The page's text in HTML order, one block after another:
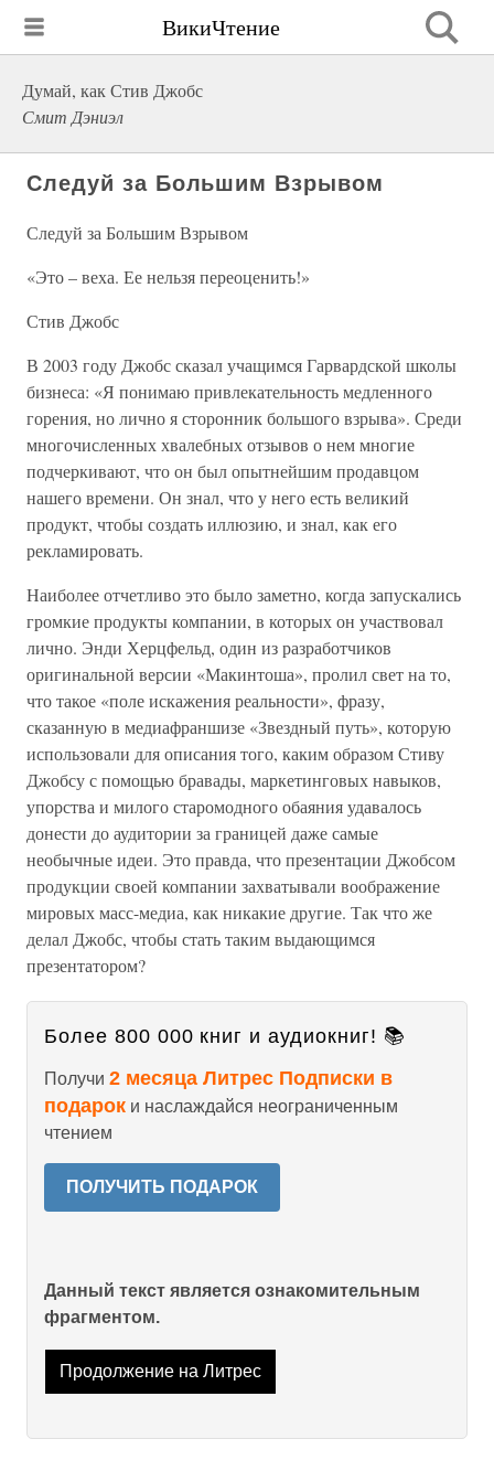
ВикиЧтение
Думай, как Стив Джобс
Смит Дэниэл
Следуй за Большим Взрывом
Следуй за Большим Взрывом
«Это – веха. Ее нельзя переоценить!»
Стив Джобс
В 2003 году Джобс сказал учащимся Гарвардской школы
бизнеса: «Я понимаю привлекательность медленного
горения, но лично я сторонник большого взрыва». Среди
многочисленных хвалебных отзывов о нем многие
подчеркивают, что он был опытнейшим продавцом
нашего времени. Он знал, что у него есть великий
продукт, чтобы создать иллюзию, и знал, как его
рекламировать.
Наиболее отчетливо это было заметно, когда запускались
громкие продукты компании, в которых он участвовал
лично. Энди Херцфельд, один из разработчиков
оригинальной версии «Макинтоша», пролил свет на то,
что такое «поле искажения реальности», фразу,
сказанную в медиафраншизе «Звездный путь», которую
использовали для описания того, каким образом Стиву
Джобсу с помощью бравады, маркетинговых навыков,
упорства и милого старомодного обаяния удавалось
донести до аудитории за границей даже самые
необычные идеи. Это правда, что презентации Джобсом
продукции своей компании захватывали воображение
мировых масс-медиа, как никакие другие. Так что же
делал Джобс, чтобы стать таким выдающимся
презентатором?
Более 800 000 книг и аудиокниг! 📚
Получи 2 месяца Литрес Подписки в
подарок и наслаждайся неограниченным
чтением
ПОЛУЧИТЬ ПОДАРОК
Данный текст является ознакомительным
фрагментом.
Продолжение на Литрес